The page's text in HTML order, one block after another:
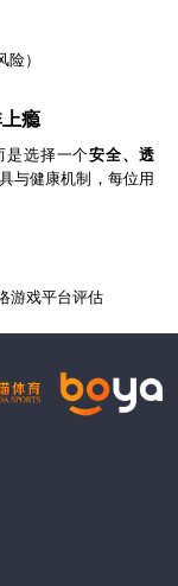
）
瘾
是选择一个安全、透
与健康机制，每位用
游戏平台评估